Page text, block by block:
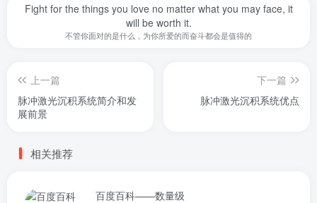
Fight for the things you love no matter what you may face, it
will be worth it.
不管你面对的是什么，为你所爱的而奋斗都会是值得的
上一篇
脉冲激光沉积系统简介和发
展前景
下一篇
脉冲激光沉积系统优点
相关推荐
百度百科——数量级